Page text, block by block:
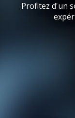
Profitez d'un